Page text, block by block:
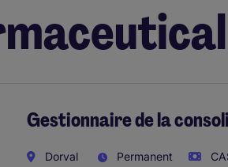
Gestionnaire de la
Dorval Permanent